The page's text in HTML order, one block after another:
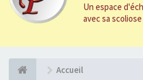
Un espace
avec sa scoliose
Accueil